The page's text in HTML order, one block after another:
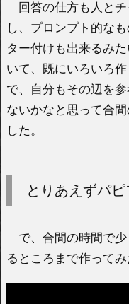
回答の仕方も人と
し、プロンプト的な
ター付けも出来るみ
いて、既にいろいろ
で、自分もその辺を
ないかなと思って合
した。
とりあえずパ
で、合間の時間で少
るところまで作ってみ